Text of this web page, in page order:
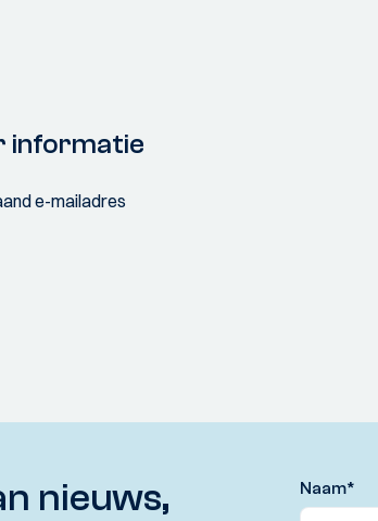
informatie
e-mailadres
nieuws,
Naam*